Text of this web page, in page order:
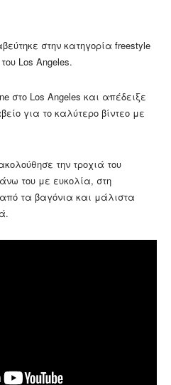
στην κατηγορία freestyle
Los Angeles.
στο Los Angeles και απέδειξε
για το καλύτερο βίντεο με
την τροχιά του
του με ευκολία, στη
τα βαγόνια και μάλιστα